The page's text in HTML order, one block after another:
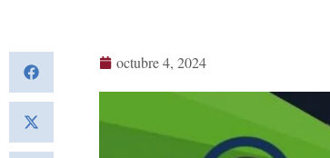
octubre 4, 2024